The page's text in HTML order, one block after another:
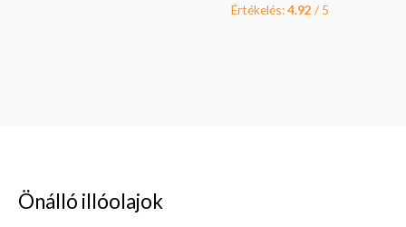
Értékelés:4.92 / 5
Önálló illóolajok